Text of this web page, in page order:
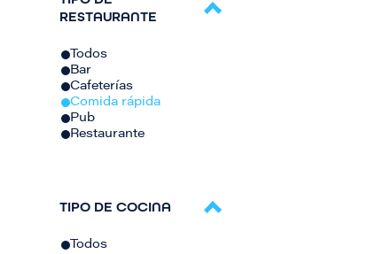
RESTAURANTE
Todos
Bar
Cafeterías
Comida rápida
Pub
Restaurante
TIPO DE COCINA
Todos